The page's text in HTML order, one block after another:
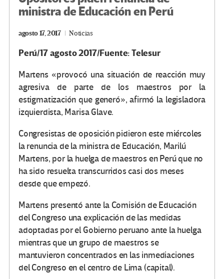
ministra de Educación en Perú
agosto 17, 2017 Noticias
Perú/17 agosto 2017/Fuente: Telesur
Martens «provocó una situación de reacción muy
agresiva de parte de los maestros por la
estigmatización que generó», afirmó la legisladora
izquierdista, Marisa Glave.
Congresistas de oposición pidieron este miércoles
la renuncia de la ministra de Educación, Marilú
Martens, por la huelga de maestros en Perú que no
ha sido resuelta transcurridos casi dos meses
desde que empezó.
Martens presentó ante la Comisión de Educación
del Congreso una explicación de las medidas
adoptadas por el Gobierno peruano ante la huelga
mientras que un grupo de maestros se
mantuvieron concentrados en las inmediaciones
del Congreso en el centro de Lima (capital).